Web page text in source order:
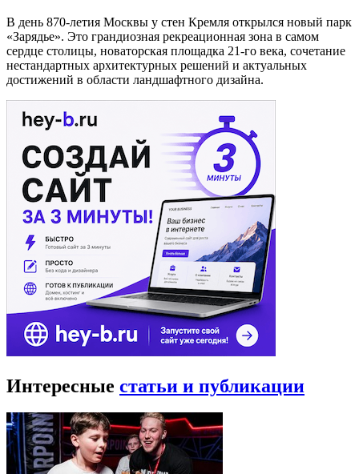
В день 870-летия Москвы у стен Кремля открылся новый парк
«Зарядье». Это грандиозная рекреационная зона в самом
сердце столицы, новаторская площадка 21-го века, сочетание
нестандартных архитектурных решений и актуальных
достижений в области ландшафтного дизайна.
Интересные статьи и публикации